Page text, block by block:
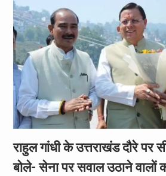
राहुल गांधी के उत्तराखंड दौरे पर
बोले- सेना पर सवाल उठाने वालों